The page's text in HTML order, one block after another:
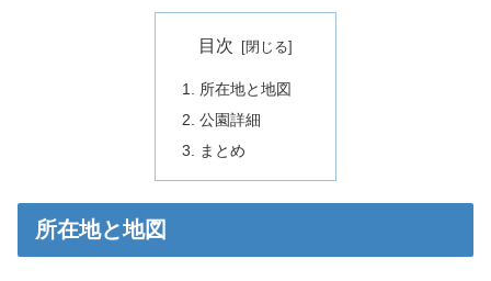
目次
所在地と地図
公園詳細
まとめ
所在地と地図